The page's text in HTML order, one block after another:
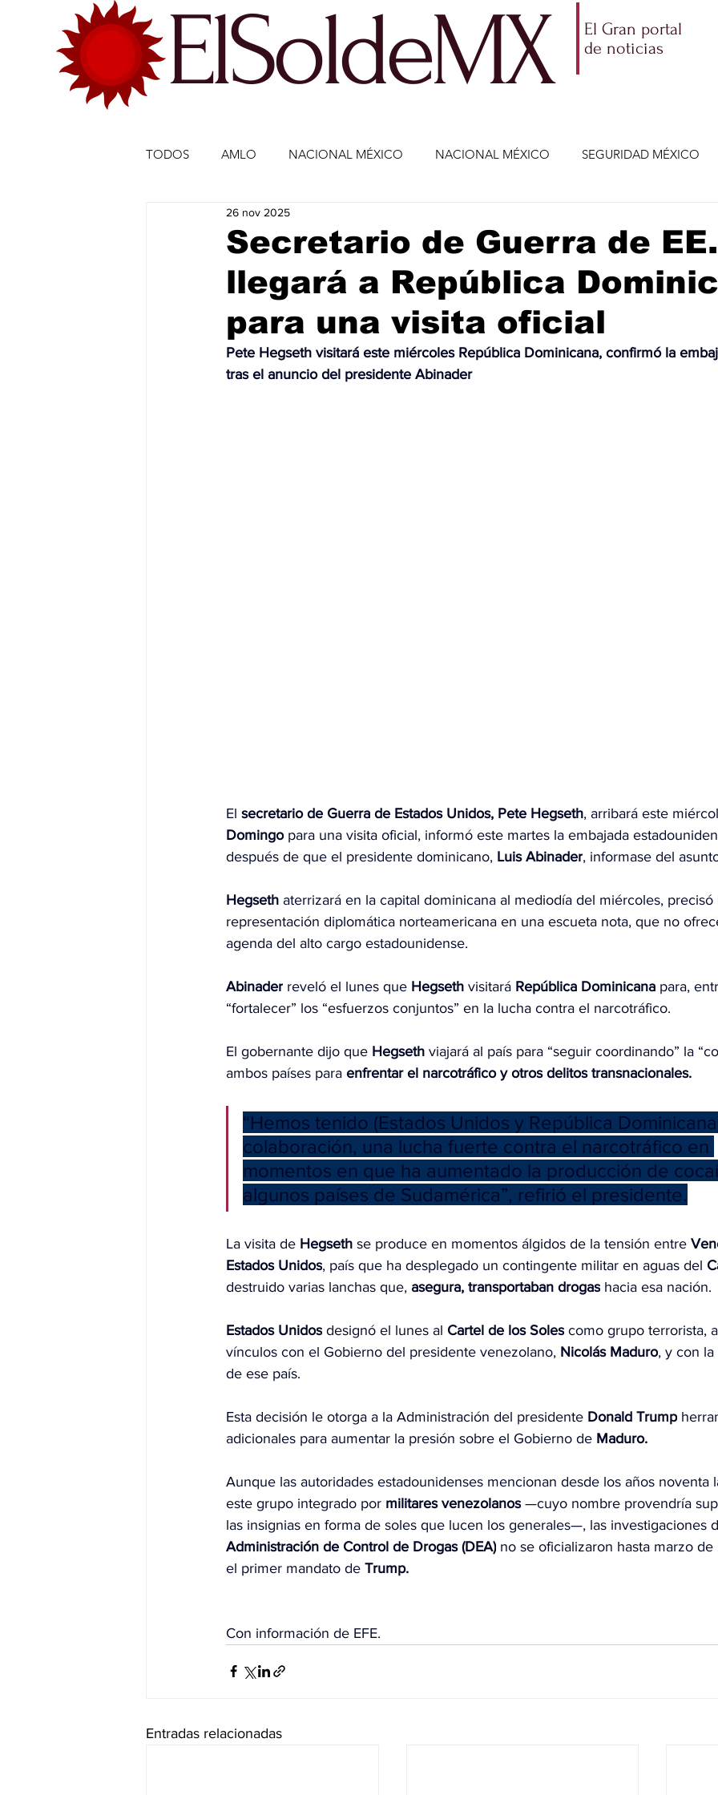
ElSoldeMX
El Gran portal
de noticias
TODOS AMLO NACIONAL MÉXICO NACIONAL MÉXICO SEGURIDAD MÉXICO
ECONOMÍA MÉXICO
DEPORTES CIENCIA Y TECNOLOGÍA ENTRETENIMIENTO
ESTADOS-POLÍTICA ENTRETENIMIENTO JALISCO-ENRIQUE ALFARO JALISCO-
Secretario de Guerra de
llegará a República
para una visita oficial
26 nov 2025
Pete Hegseth visitará este miércoles República Dominicana, confirmó la
tras el anuncio del presidente Abinader
El secretario de Guerra de Estados Unidos, Pete Hegseth, arribará este
Domingo para una visita oficial, informó este martes la embajada
después de que el presidente dominicano, Luis Abinader, informase del
Hegseth aterrizará en la capital dominicana al mediodía del miércoles, precisó
representación diplomática norteamericana en una escueta nota, que no
agenda del alto cargo estadounidense.
Abinader reveló el lunes que Hegseth visitará República Dominicana para,
“fortalecer” los “esfuerzos conjuntos” en la lucha contra el narcotráfico.
El gobernante dijo que Hegseth viajará al país para “seguir coordinando” la
ambos países para enfrentar el narcotráfico y otros delitos transnacionales.
“Hemos tenido (Estados Unidos y República
colaboración, una lucha fuerte contra el narcotráfico en
momentos en que ha aumentado la producción de
algunos países de Sudamérica”, refirió el presidente.
La visita de Hegseth se produce en momentos álgidos de la tensión entre
Estados Unidos, país que ha desplegado un contingente militar en aguas del
destruido varias lanchas que, asegura, transportaban drogas hacia esa nación.
Estados Unidos designó el lunes al Cartel de los Soles como grupo terrorista,
vínculos con el Gobierno del presidente venezolano, Nicolás Maduro, y con
de ese país.
Esta decisión le otorga a la Administración del presidente Donald Trump
adicionales para aumentar la presión sobre el Gobierno de Maduro.
Aunque las autoridades estadounidenses mencionan desde los años noventa
este grupo integrado por militares venezolanos —cuyo nombre provendría
las insignias en forma de soles que lucen los generales—, las investigaciones
Administración de Control de Drogas (DEA) no se oficializaron hasta marzo
el primer mandato de Trump.
Con información de EFE.
Entradas relacionadas